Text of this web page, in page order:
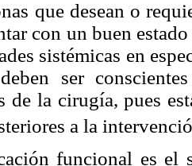
que desean o
con un buen
sistémicas en
ser
de la cirugía, pues
a la
funcional es el